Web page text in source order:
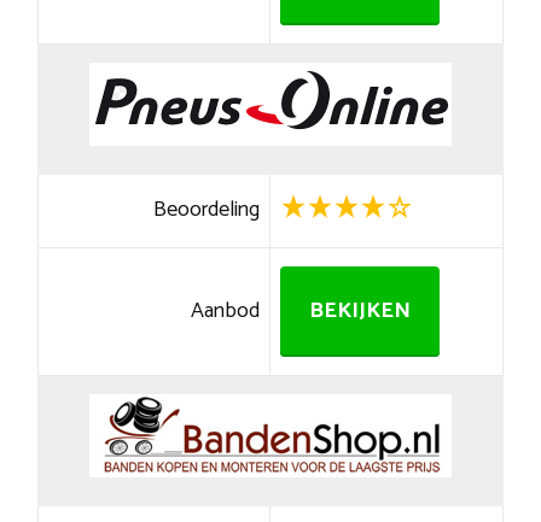
Beoordeling
Aanbod BEKIJKEN